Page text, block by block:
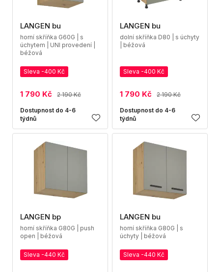
LANGEN bu
horní skříňka G60G | s
úchytem | UNI provedení |
béžová
Sleva -400 Kč
1 790 Kč 2 190 Kč
Dostupnost do 4-6
týdnů
LANGEN bu
dolní skříňka D80 | s úchyty
| béžová
Sleva -400 Kč
1 790 Kč 2 190 Kč
Dostupnost do 4-6
týdnů
LANGEN bp
horní skříňka G80G | push
open | béžová
Sleva -440 Kč
LANGEN bu
horní skříňka G80G | s
úchyty | béžová
Sleva -440 Kč